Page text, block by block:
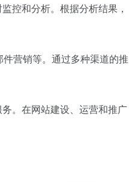
控和分析。根据分析结果，
营销等。通过多种渠道的推
。在网站建设、运营和推广